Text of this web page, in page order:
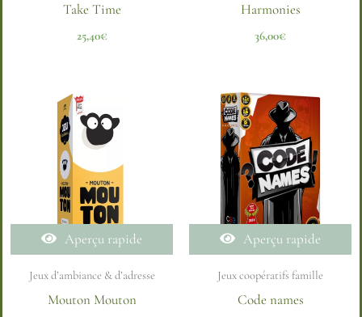
Take Time
25,40€
Harmonies
36,00€
Aperçu rapide
Jeux d’ambiance & d’adresse
Mouton Mouton
Aperçu rapide
Jeux coopératifs famille
Code names